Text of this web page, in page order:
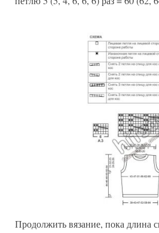
Продолжить вязание, пока длина